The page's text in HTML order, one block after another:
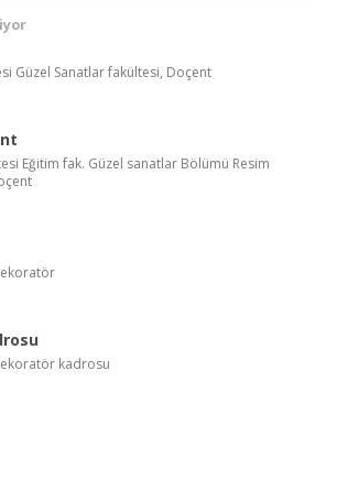
Güzel Sanatlar fakültesi, Doçent
Eğitim fak. Güzel sanatlar Bölümü Resim
kadrosu